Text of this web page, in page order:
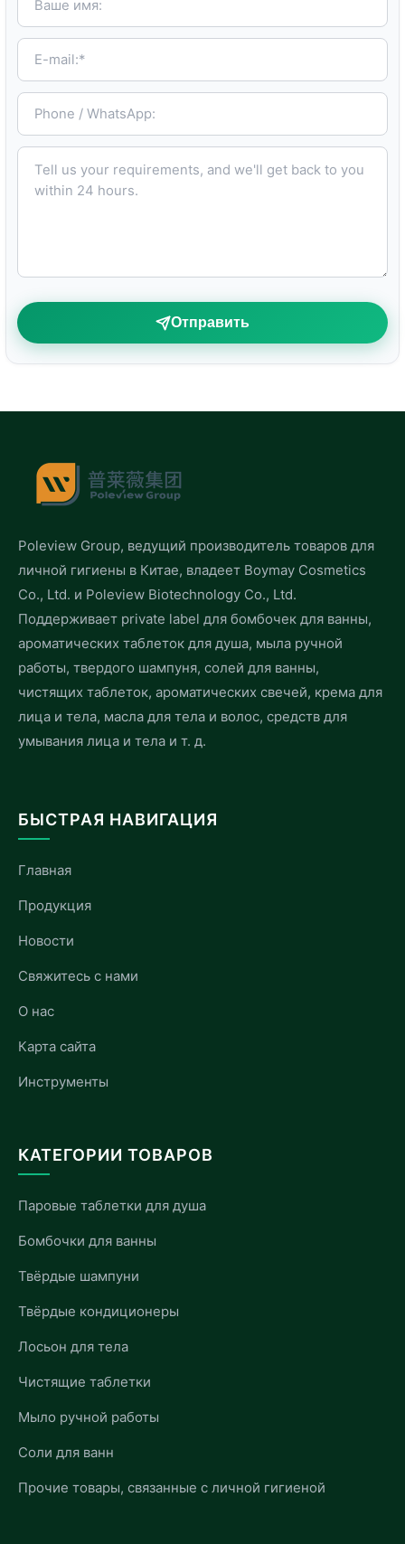
E-mail:*
Phone / WhatsApp:
Tell us your requirements, and we'll get back to you within 24 hours.
Отправить
Poleview Group, ведущий производитель товаров для
личной гигиены в Китае, владеет Boymay Cosmetics
Co., Ltd. и Poleview Biotechnology Co., Ltd.
Поддерживает private label для бомбочек для ванны,
ароматических таблеток для душа, мыла ручной
работы, твердого шампуня, солей для ванны,
чистящих таблеток, ароматических свечей, крема для
лица и тела, масла для тела и волос, средств для
умывания лица и тела и т. д.
БЫСТРАЯ НАВИГАЦИЯ
Главная
Продукция
Новости
Свяжитесь с нами
О нас
Карта сайта
Инструменты
КАТЕГОРИИ ТОВАРОВ
Паровые таблетки для душа
Бомбочки для ванны
Твёрдые шампуни
Твёрдые кондиционеры
Лосьон для тела
Чистящие таблетки
Мыло ручной работы
Соли для ванн
Прочие товары, связанные с личной гигиеной